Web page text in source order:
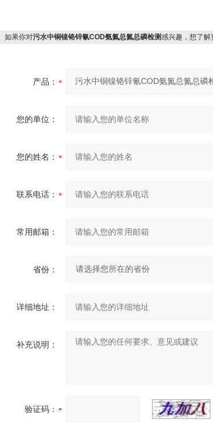
如果你对污水中铜镍铬锌氰COD氨氮总氮总磷检测感兴趣，想了解
产品：
您的单位：
您的姓名：
联系电话：
常用邮箱：
省份：
详细地址：
补充说明：
验证码：